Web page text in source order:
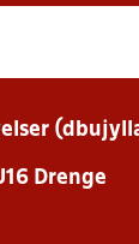
Drenge